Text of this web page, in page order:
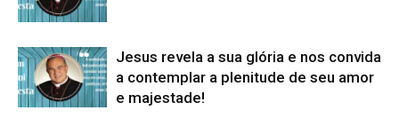
Jesus revela a sua glória e nos convida
a contemplar a plenitude de seu amor
e majestade!